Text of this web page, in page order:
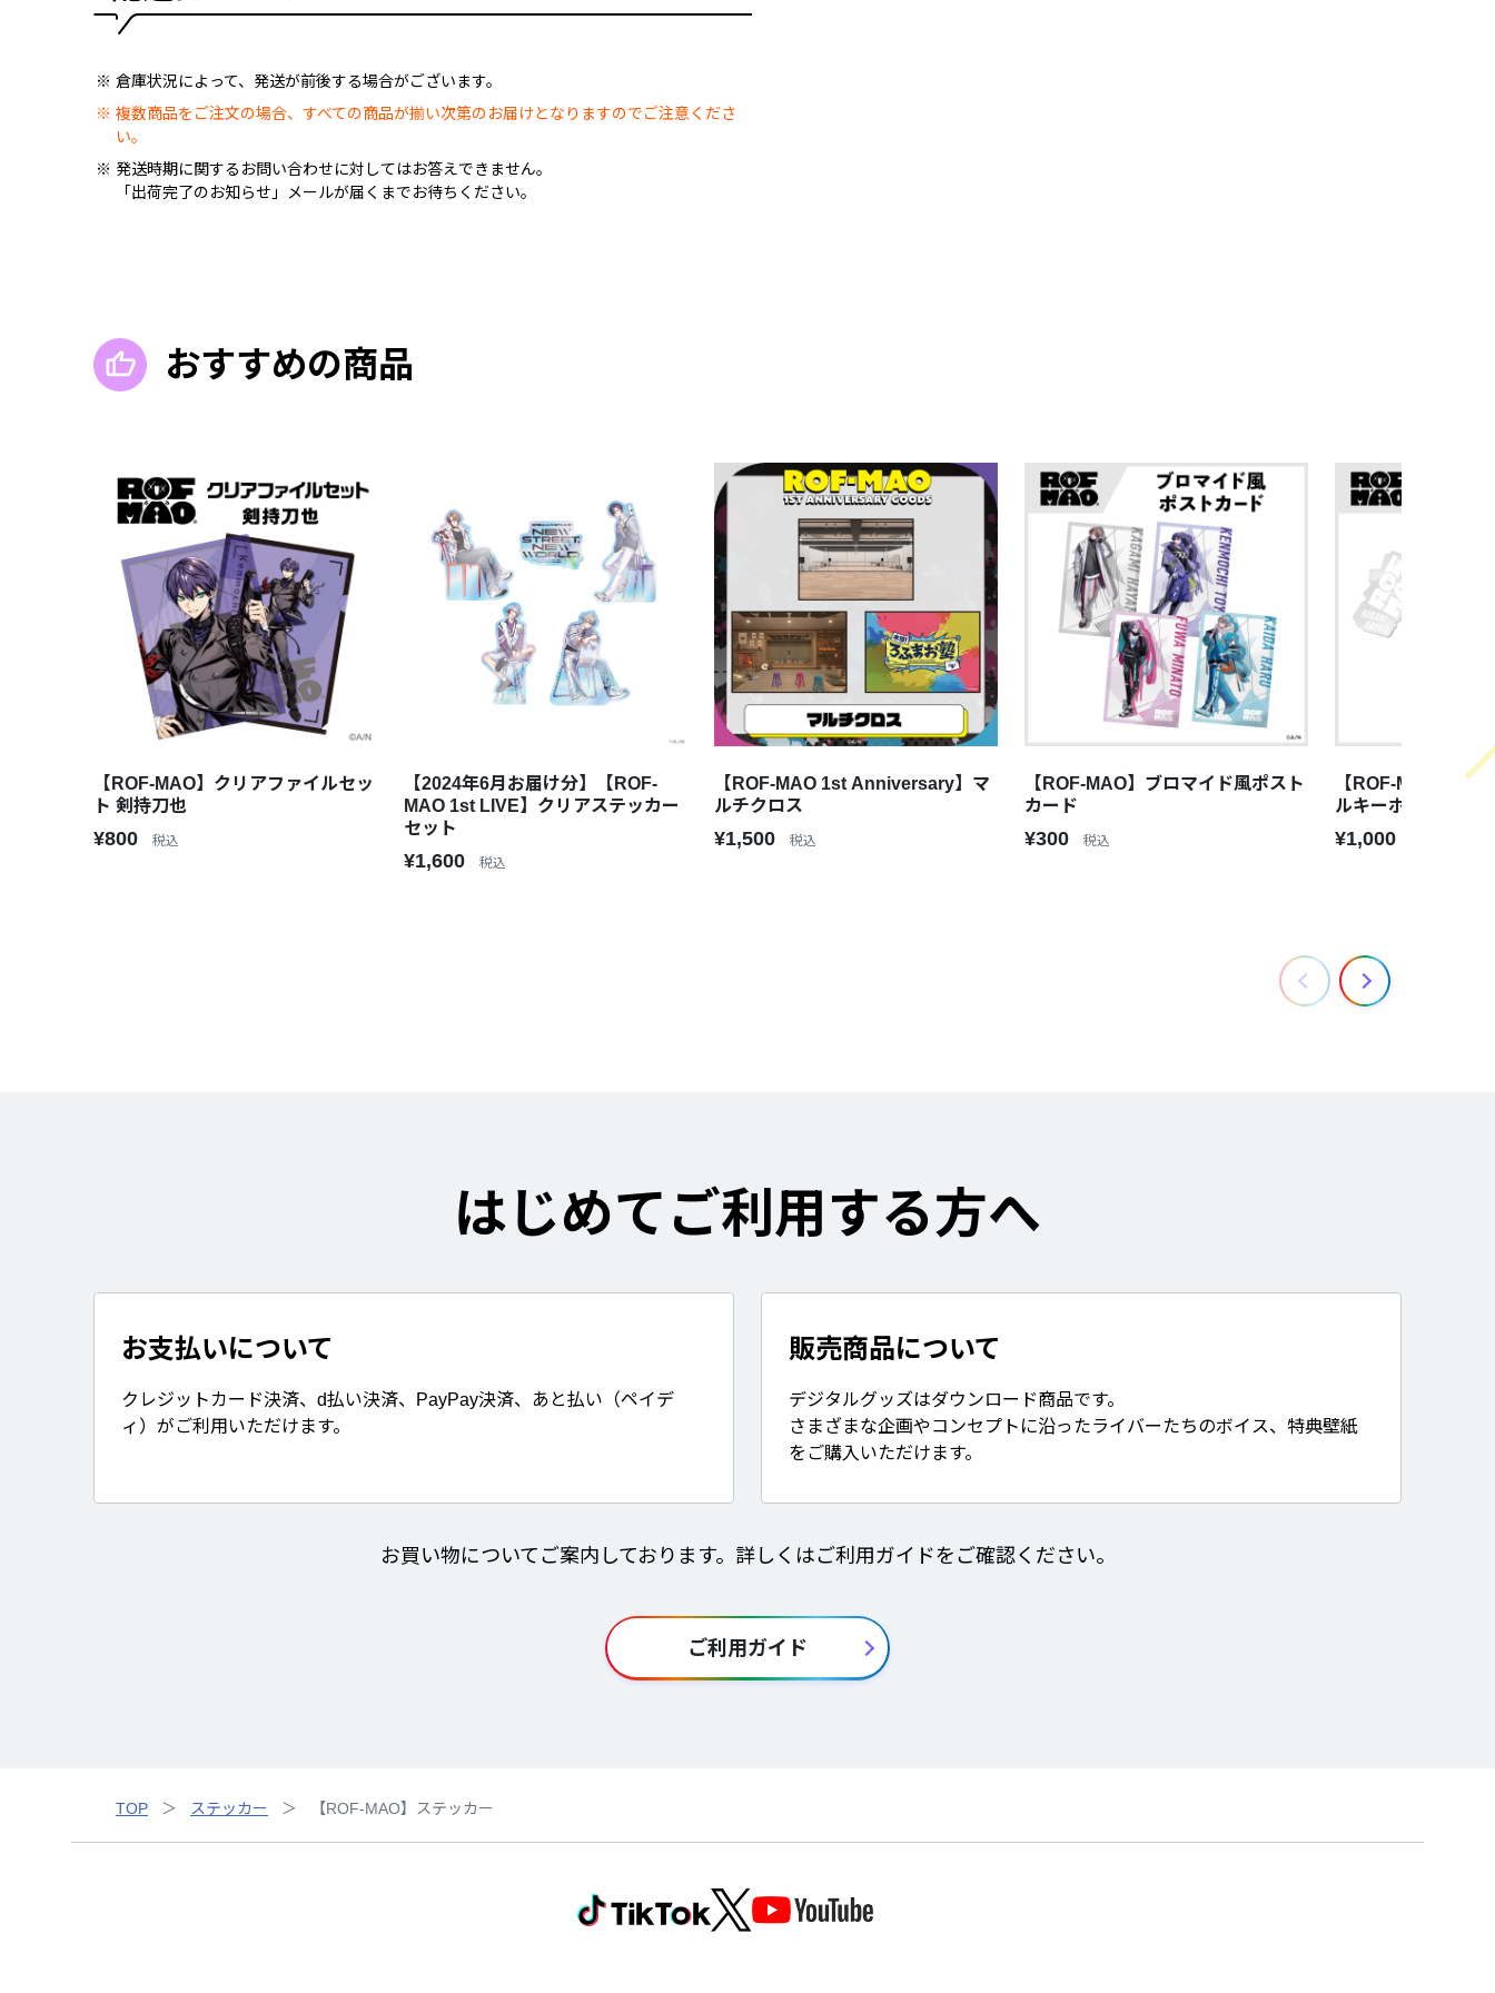
倉庫状況によって、発送が前後する場合がございます。
複数商品をご注文の場合、すべての商品が揃い次第のお届けとなりますのでご注意くださ
い。
発送時期に関するお問い合わせに対してはお答えできません。
「出荷完了のお知らせ」メールが届くまでお待ちください。
おすすめの商品
【ROF-MAO】クリアファイルセッ
ト 剣持刀也
¥800 税込
【2024年6月お届け分】【ROF-
MAO 1st LIVE】クリアステッカー
セット
¥1,600 税込
【ROF-MAO 1st Anniversary】マ
ルチクロス
¥1,500 税込
【ROF-MAO】ブロマイド風ポスト
カード
¥300 税込
【ROF-MAO】ロ
ルキーホルダー
¥1,000
はじめてご利用する方へ
お支払いについて
クレジットカード決済、d払い決済、PayPay決済、あと払い（ペイデ
ィ）がご利用いただけます。
販売商品について
デジタルグッズはダウンロード商品です。
さまざまな企画やコンセプトに沿ったライバーたちのボイス、特典壁紙
をご購入いただけます。
お買い物についてご案内しております。詳しくはご利用ガイドをご確認ください。
ご利用ガイド
TOP ステッカー 【ROF-MAO】ステッカー